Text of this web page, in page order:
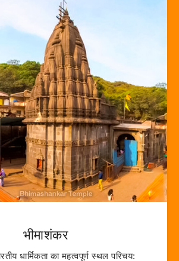
भीमाशंकर
धार्मिकता का महत्वपूर्ण स्थल परिचय: